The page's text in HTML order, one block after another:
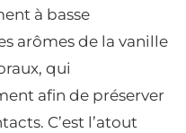
à basse
arômes de la vanille
qui
afin de préserver
C’est l’atout